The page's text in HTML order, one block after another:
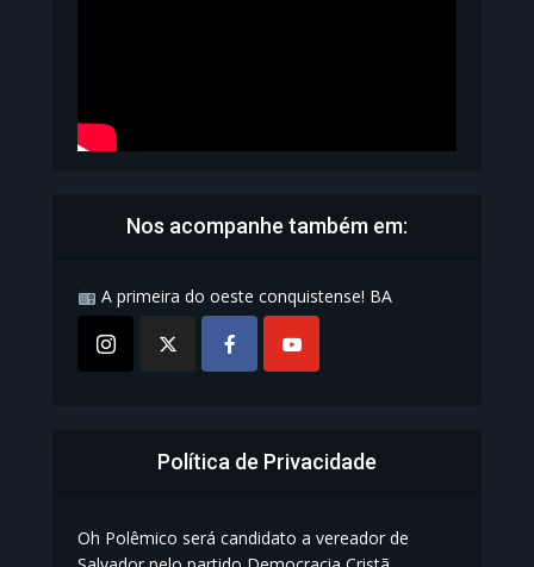
Nos acompanhe também em:
A primeira do oeste conquistense! BA
Política de Privacidade
Oh Polêmico será candidato a vereador de